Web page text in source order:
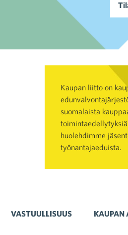
Kaupan liitto on
suomalaista
huolehdimme
työnantajaeduista.
VASTUULLISUUS KAUPAN